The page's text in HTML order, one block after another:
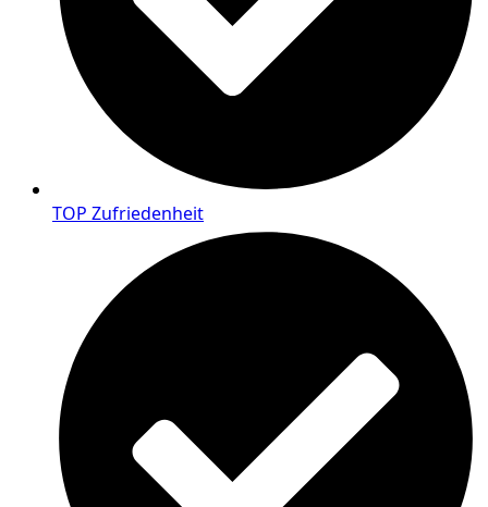
TOP Zufriedenheit